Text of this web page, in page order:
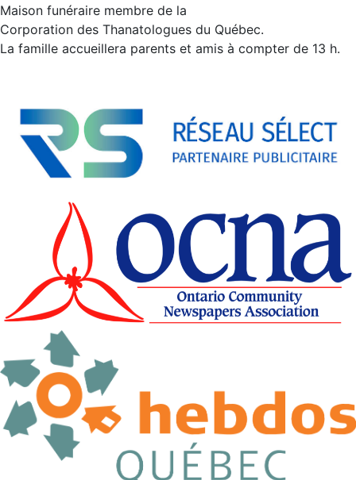
Maison funéraire membre de la
Corporation des Thanatologues du Québec.
La famille accueillera parents et amis à compter de 13 h.